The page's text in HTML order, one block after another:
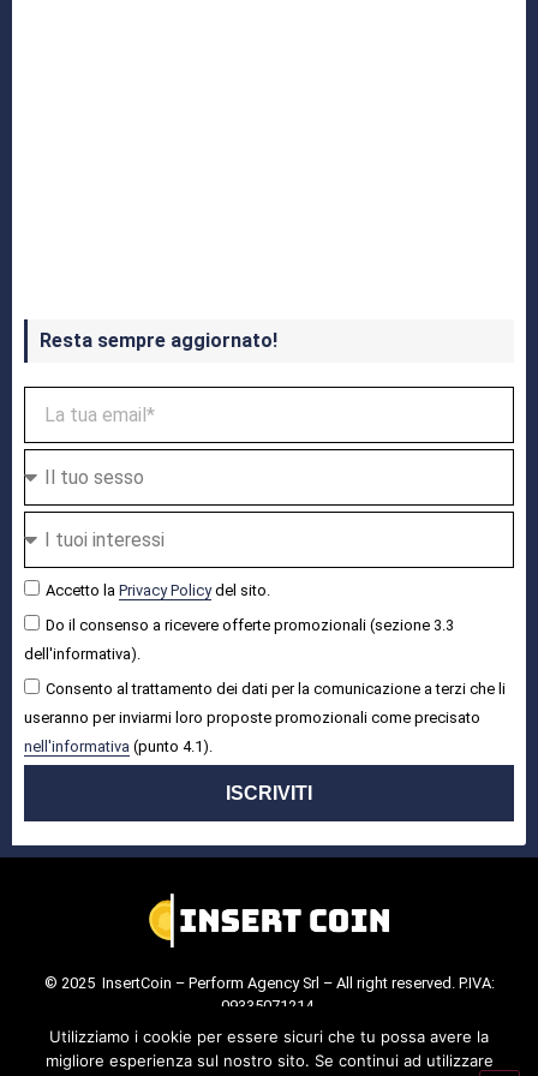
Resta sempre aggiornato!
Accetto la Privacy Policydel sito.
Do il consenso a ricevere offerte promozionali (sezione 3.3
dell'informativa).
Consento al trattamento dei dati per la comunicazione a terzi che li
useranno per inviarmi loro proposte promozionali come precisato
nell'informativa (punto 4.1).
ISCRIVITI
© 2025 InsertCoin – Perform Agency Srl – All right reserved. P.IVA:
09335071214.
Cookie Policy
Privacy Policy.
Utilizziamo i cookie per essere sicuri che tu possa avere la
migliore esperienza sul nostro sito. Se continui ad utilizzare